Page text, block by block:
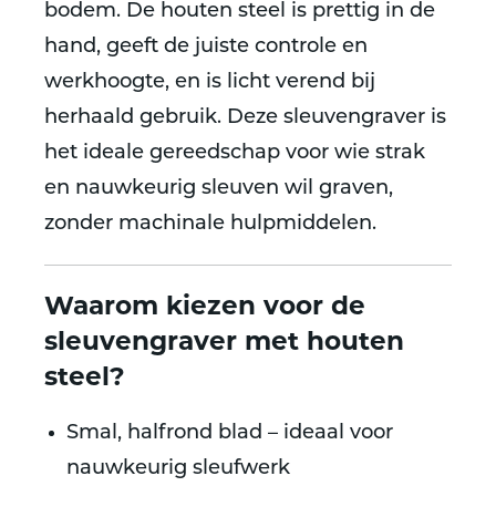
bodem. De houten steel is prettig in de
hand, geeft de juiste controle en
werkhoogte, en is licht verend bij
herhaald gebruik. Deze sleuvengraver is
het ideale gereedschap voor wie strak
en nauwkeurig sleuven wil graven,
zonder machinale hulpmiddelen.
Waarom kiezen voor de
sleuvengraver met houten
steel?
Smal, halfrond blad – ideaal voor
nauwkeurig sleufwerk